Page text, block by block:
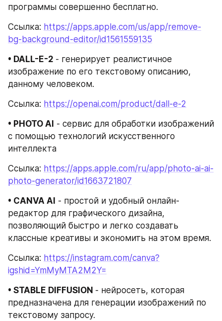
программы совершенно бесплатно.
Ссылка: https://apps.apple.com/us/app/remove-
bg-background-editor/id1561559135
• DALL-E-2 - генерирует реалистичное
изображение по его текстовому описанию,
данному человеком.
Ссылка: https://openai.com/product/dall-e-2
• PHOTO AI - сервис для обработки изображений
с помощью технологий искусственного
интеллекта
Ссылка: https://apps.apple.com/ru/app/photo-ai-ai-
photo-generator/id1663721807
• CANVA AI - простой и удобный онлайн-
редактор для графического дизайна,
позволяющий быстро и легко создавать
классные креативы и экономить на этом время.
Ссылка: https://instagram.com/canva?
igshid=YmMyMTA2M2Y=
• STABLE DIFFUSION - нейросеть, которая
предназначена для генерации изображений по
текстовому запросу.